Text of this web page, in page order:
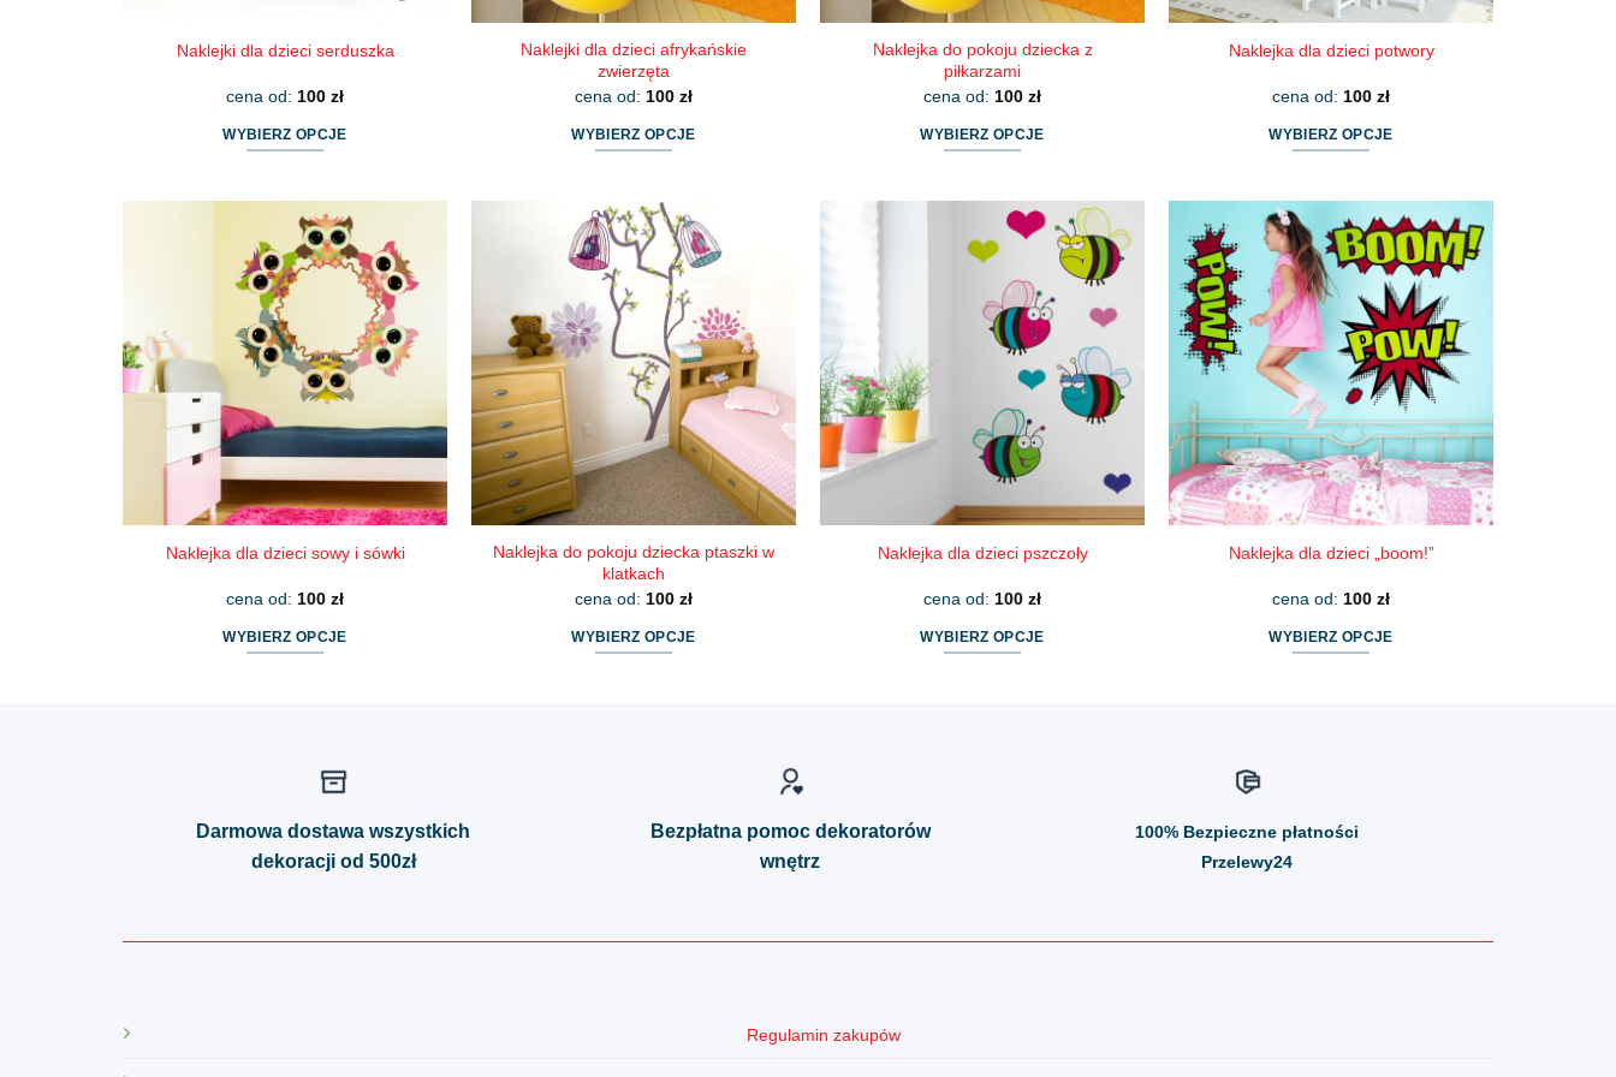
Naklejki dla dzieci serduszka
cena od: 100 zł
WYBIERZ OPCJE
ma
wiele
wariantów.
Opcje
można
wybrać
na
produktu
Naklejki dla dzieci afrykańskie
zwierzęta
cena od: 100 zł
WYBIERZ OPCJE
ma
wiele
wariantów.
Opcje
można
wybrać
na
stronie
produktu
Naklejka do pokoju dziecka z
piłkarzami
cena od: 100 zł
WYBIERZ OPCJE
wiele
wariantów.
Opcje
można
wybrać
stronie
produktu
Naklejka dla dzieci potwory
cena od: 100 zł
WYBIERZ OPCJE
ma
wiele
wariantów.
Opcje
można
wybrać
na
produktu
Naklejka dla dzieci sowy i sówki
cena od: 100 zł
WYBIERZ OPCJE
wariantów.
można
wybrać
produktu
Naklejka do pokoju dziecka ptaszki w
klatkach
cena od: 100 zł
WYBIERZ OPCJE
można
produktu
Naklejka dla dzieci pszczoły
cena od: 100 zł
WYBIERZ OPCJE
produktu
Naklejka dla dzieci „boom!”
cena od: 100 zł
WYBIERZ OPCJE
można
produktu
Darmowa dostawa wszystkich
dekoracji od 500zł
Bezpłatna pomoc dekoratorów
wnętrz
100% Bezpieczne płatności
Przelewy24
Regulamin zakupów